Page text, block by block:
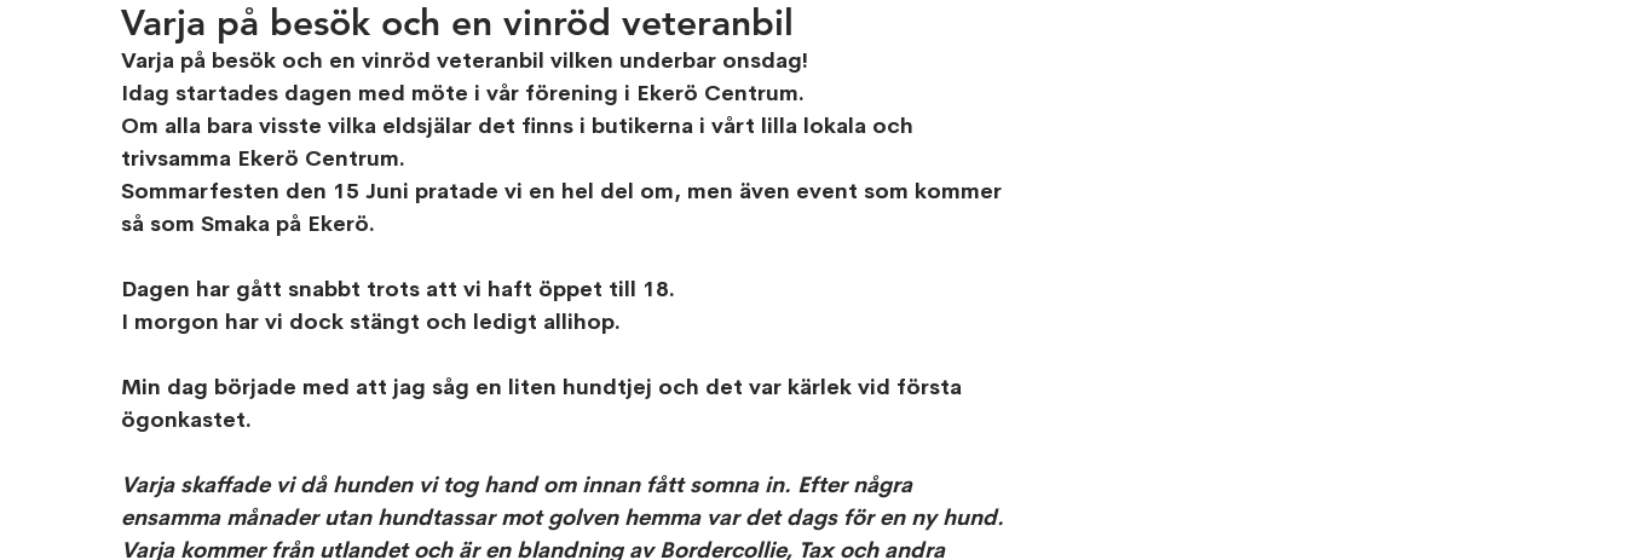
Varja på besök och en vinröd veteranbil
Varja på besök och en vinröd veteranbil vilken underbar onsdag!
Idag startades dagen med möte i vår förening i Ekerö Centrum.
Om alla bara visste vilka eldsjälar det finns i butikerna i vårt lilla lokala och
trivsamma Ekerö Centrum.
Sommarfesten den 15 Juni pratade vi en hel del om, men även event som kommer
så som Smaka på Ekerö.
Dagen har gått snabbt trots att vi haft öppet till 18.
I morgon har vi dock stängt och ledigt allihop.
Min dag började med att jag såg en liten hundtjej och det var kärlek vid första
ögonkastet.
Varja skaffade vi då hunden vi tog hand om innan fått somna in. Efter några
ensamma månader utan hundtassar mot golven hemma var det dags för en ny hund.
Varja kommer från utlandet och är en blandning av Bordercollie, Tax och andra